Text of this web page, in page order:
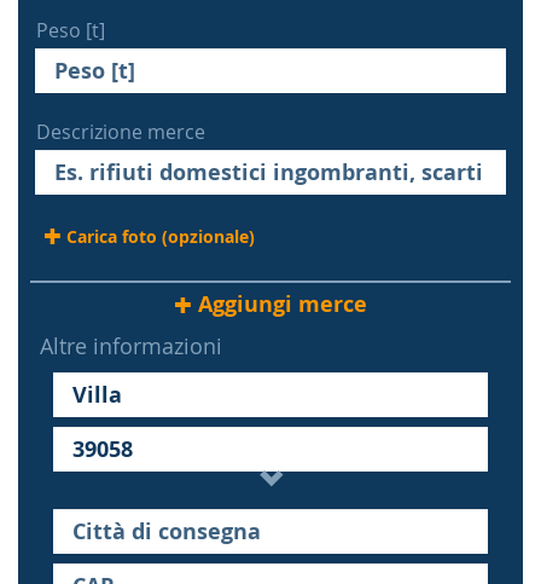
Peso [t]
Descrizione merce
Carica foto (opzionale)
Aggiungi merce
Altre informazioni